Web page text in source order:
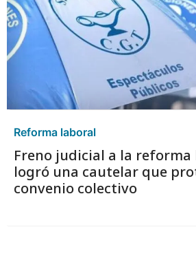
Reforma laboral
Freno judicial a la reforma
logró una cautelar que
convenio colectivo